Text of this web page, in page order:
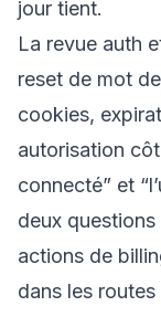
jour tient.
La revue auth
reset de mot
cookies,
autorisation
connecté” et
deux
actions de
dans les